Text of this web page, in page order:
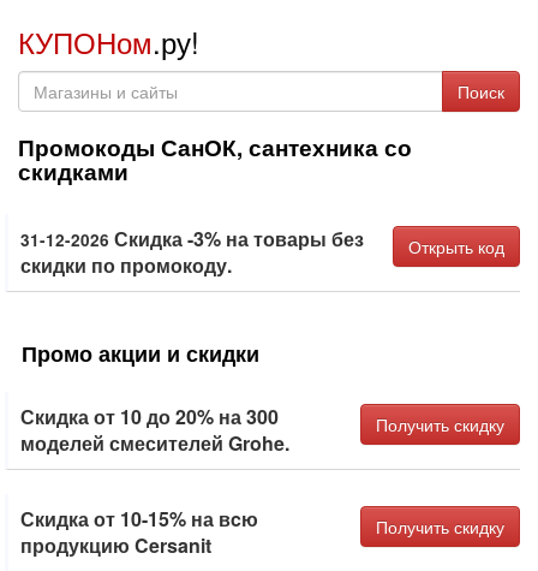
КУПОНом.ру!
Поиск
Промокоды СанОК, сантехника со
скидками
31-12-2026 Скидка -3% на товары без
скидки по промокоду.
Открыть код
Промо акции и скидки
Скидка от 10 до 20% на 300
моделей смесителей Grohe.
Получить скидку
Скидка от 10-15% на вcю
продукцию Cersanit
Получить скидку